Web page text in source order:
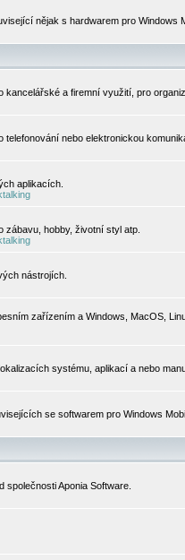
nějak s hardwarem pro Windows
kancelářské a firemní využití, pro
telefonování nebo elektronickou
aplikacích.
hobby, životní styl atp.
nástrojích.
zařízením a Windows, MacOS,
systému, aplikací a nebo
se softwarem pro Windows
Aponia Software.